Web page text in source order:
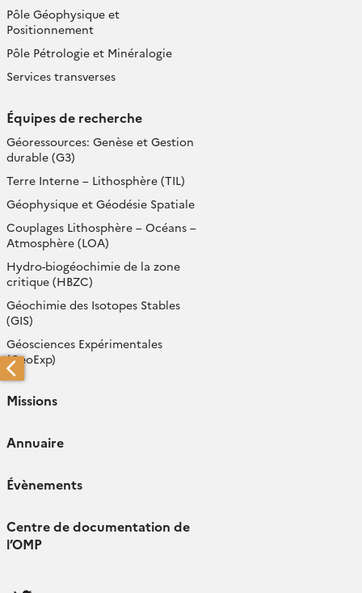
Pôle Géophysique et
Positionnement
Pôle Pétrologie et Minéralogie
Services transverses
Équipes de recherche
Géoressources: Genèse et Gestion
durable (G3)
Terre Interne – Lithosphère (TIL)
Géophysique et Géodésie Spatiale
Couplages Lithosphère – Océans –
Atmosphère (LOA)
Hydro-biogéochimie de la zone
critique (HBZC)
Géochimie des Isotopes Stables
(GIS)
Géosciences Expérimentales
(GeoExp)
Missions
Annuaire
Évènements
Centre de documentation de
l’OMP